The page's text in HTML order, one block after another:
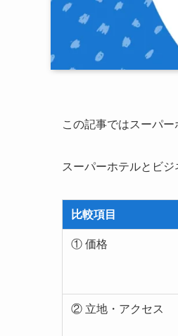
この記事ではスーパ
スーパーホテルとビジ
比較項目
① 価格
② 立地・アクセス